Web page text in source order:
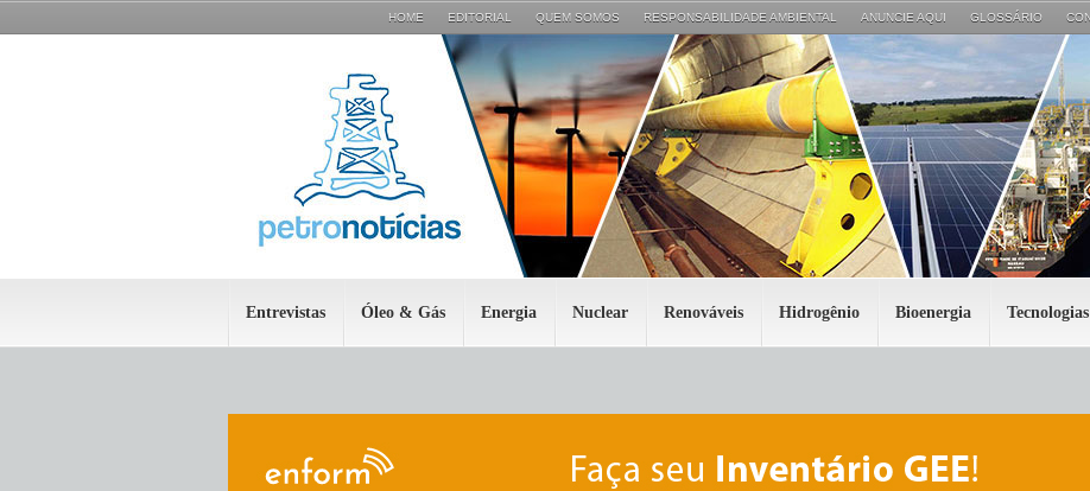
HOME EDITORIAL QUEM SOMOS RESPONSABILIDADE AMBIENTAL ANUNCIE AQUI GLOSSÁRIO
Entrevistas Óleo & Gás Energia Nuclear Renováveis Hidrogênio Bioenergia Tecnologias